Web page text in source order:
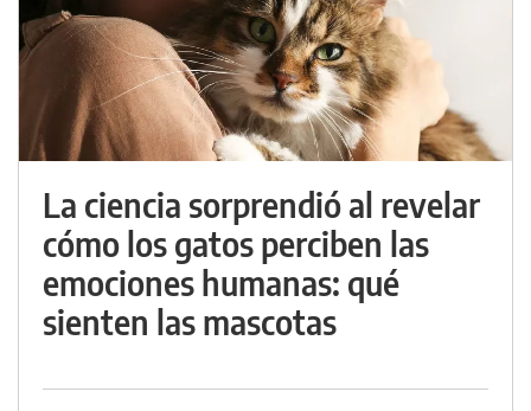
La ciencia sorprendió al revelar
cómo los gatos perciben las
emociones humanas: qué
sienten las mascotas